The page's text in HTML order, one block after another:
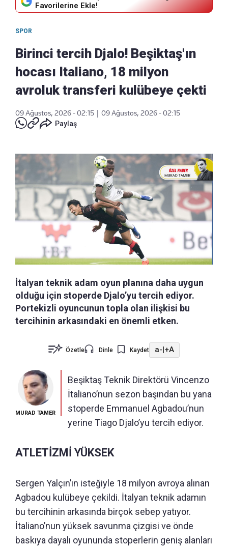
Favorilerine Ekle!
SPOR
Birinci tercih Djalo! Beşiktaş'ın
hocası Italiano, 18 milyon
avroluk transferi kulübeye çekti
09 Ağustos, 2026 - 02:15 | 09 Ağustos, 2026 - 02:15
Paylaş
İtalyan teknik adam oyun planına daha uygun
olduğu için stoperde Djalo’yu tercih ediyor.
Portekizli oyuncunun topla olan ilişkisi bu
tercihinin arkasındaki en önemli etken.
Özetle Dinle Kaydet a-|+A
MURAD TAMER
Beşiktaş Teknik Direktörü Vincenzo
İtaliano’nun sezon başından bu yana
stoperde Emmanuel Agbadou’nun
yerine Tiago Djalo’yu tercih ediyor.
ATLETİZMİ YÜKSEK
Sergen Yalçın’ın isteğiyle 18 milyon avroya alınan
Agbadou kulübeye çekildi. İtalyan teknik adamın
bu tercihinin arkasında birçok sebep yatıyor.
İtaliano’nun yüksek savunma çizgisi ve önde
baskıya dayalı oyununda stoperlerin geniş alanları